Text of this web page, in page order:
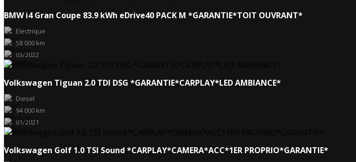
BMW i4 Gran Coupe 83.9 kWh eDrive40 PACK M *GARANTIE*TOIT OUVRANT*
Electrique
58 000 km
03/2022
Volkswagen Tiguan 2.0 TDI DSG *GARANTIE*CARPLAY*LED AMBIANCE*
Diesel
94 000 km
01/2021
Volkswagen Golf 1.0 TSI Sound *CARPLAY*CAMERA*ACC*1ER PROPRIO*GARANTIE*